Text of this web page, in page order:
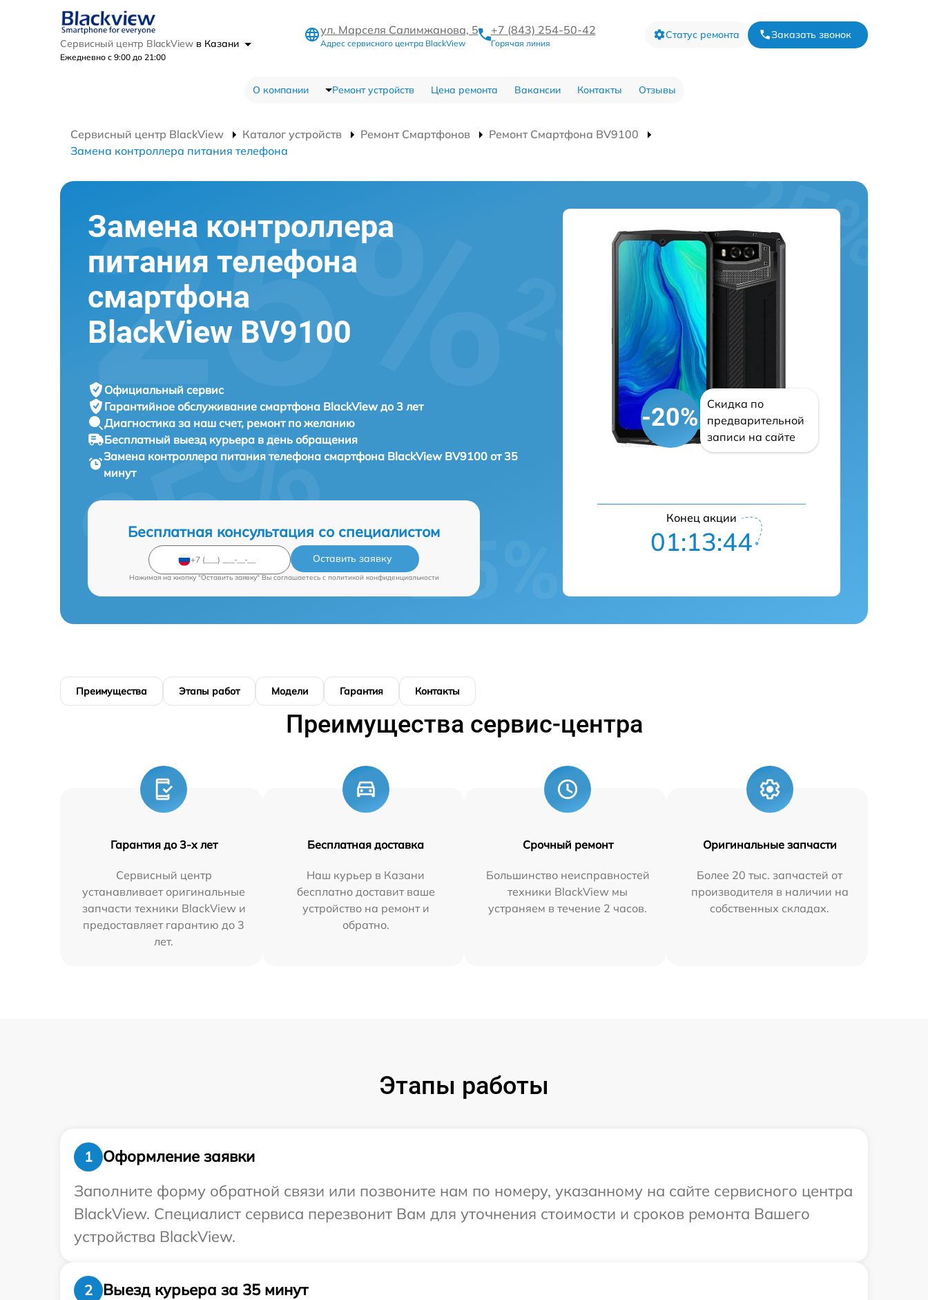
Сервисный центр BlackView в Казани
Ежедневно с 9:00 до 21:00
ул. Марселя Салимжанова, 5
Адрес сервисного центра BlackView
+7 (843) 254-50-42
Горячая линия
Статус ремонта Заказать звонок
О компании Ремонт устройств Цена ремонта Вакансии Контакты Отзывы
Сервисный центр BlackView Каталог устройств Ремонт Смартфонов
Ремонт Смартфона BV9100
Замена контроллера питания телефона
Замена контроллера
питания телефона
смартфона
BlackView BV9100
Официальный сервис
Гарантийное обслуживание смартфона BlackView до 3 лет
Диагностика за наш счет, ремонт по желанию
Бесплатный выезд курьера в день обращения
Замена контроллера питания телефона смартфона BlackView BV9100 от 35
минут
Бесплатная консультация со специалистом
Оставить заявку
Нажимая на кнопку "Оставить заявку" Вы соглашаетесь c политикой конфиденциальности
-20%
Скидка по
предварительной
записи на сайте
Конец акции
01:13:43
Преимущества Этапы работ Модели Гарантия Контакты
Преимущества сервис-центра
Гарантия до 3-х лет
Сервисный центр
устанавливает оригинальные
запчасти техники BlackView и
предоставляет гарантию до 3
лет.
Бесплатная доставка
Наш курьер в Казани
бесплатно доставит ваше
устройство на ремонт и
обратно.
Срочный ремонт
Большинство неисправностей
техники BlackView мы
устраняем в течение 2 часов.
Оригинальные запчасти
Более 20 тыс. запчастей от
производителя в наличии на
собственных складах.
Этапы работы
1
Оформление заявки
Заполните форму обратной связи или позвоните нам по номеру, указанному на сайте сервисного центра
BlackView. Специалист сервиса перезвонит Вам для уточнения стоимости и сроков ремонта Вашего
устройства BlackView.
2
Выезд курьера за 35 минут